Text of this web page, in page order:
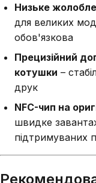
Низьке
для великих
обов'язкова
Прецизійний
котушки –
друк
NFC-чип на
швидке
підтримуваних